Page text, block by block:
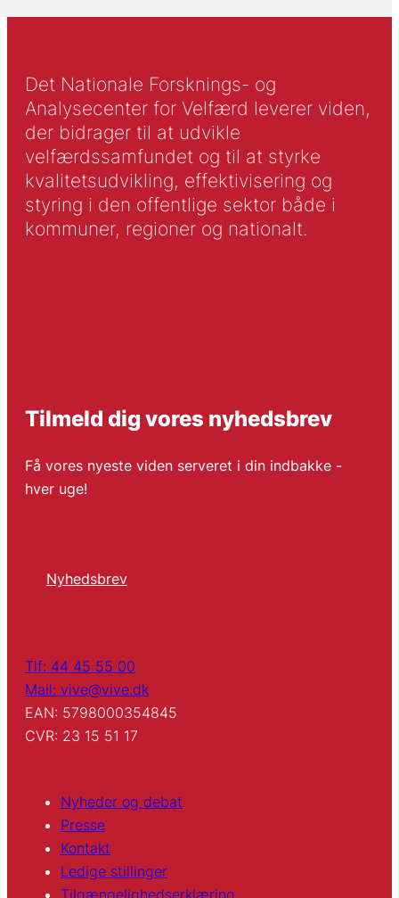
Det Nationale Forsknings- og
Analysecenter for Velfærd leverer viden,
der bidrager til at udvikle
velfærdssamfundet og til at styrke
kvalitetsudvikling, effektivisering og
styring i den offentlige sektor både i
kommuner, regioner og nationalt.
Tilmeld dig vores nyhedsbrev
Få vores nyeste viden serveret i din indbakke -
hver uge!
Nyhedsbrev
Tlf: 44 45 55 00
Mail: vive@vive.dk
EAN: 5798000354845
CVR: 23 15 51 17
Nyheder og debat
Presse
Kontakt
Ledige stillinger
Tilgængelighedserklæring